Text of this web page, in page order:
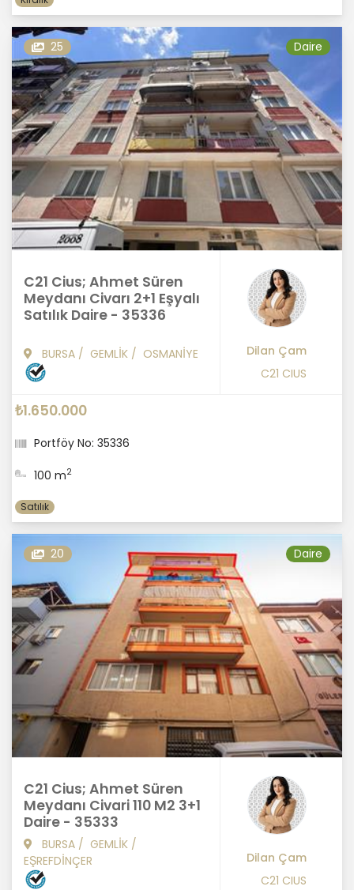
25 Daire
C21 Cius; Ahmet Süren
Meydanı Civarı 2+1 Eşyalı
Satılık Daire - 35336
BURSA / GEMLİK / OSMANİYE
Dilan Çam
C21 CIUS
₺1.650.000
Portföy No: 35336
100 m2
Satılık
20 Daire
C21 Cius; Ahmet Süren
Meydanı Civari 110 M2 3+1
Daire - 35333
BURSA / GEMLİK /
EŞREFDİNÇER
Dilan Çam
C21 CIUS